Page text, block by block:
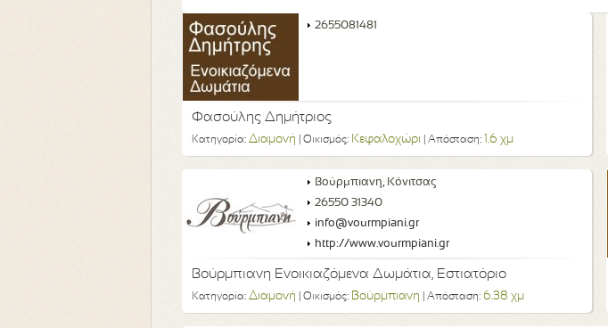
2655081481
Φασούλης Δημήτριος
Κατηγορία: Διαμονή | Οικισμός: Κεφαλοχώρι | Απόσταση: 1.6 χμ
Βούρμπιανη, Κόνιτσας
26550 31340
info@vourmpiani.gr
http://www.vourmpiani.gr
Βούρμπιανη Ενοικιαζόμενα Δωμάτια, Εστιατόριο
Κατηγορία: Διαμονή | Οικισμός: Βούρμπιανη | Απόσταση: 6.38 χμ